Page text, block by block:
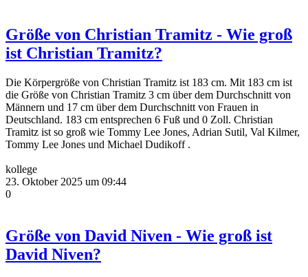
Größe von Christian Tramitz - Wie groß
ist Christian Tramitz?
Die Körpergröße von Christian Tramitz ist 183 cm. Mit 183 cm ist
die Größe von Christian Tramitz 3 cm über dem Durchschnitt von
Männern und 17 cm über dem Durchschnitt von Frauen in
Deutschland. 183 cm entsprechen 6 Fuß und 0 Zoll. Christian
Tramitz ist so groß wie Tommy Lee Jones, Adrian Sutil, Val Kilmer,
Tommy Lee Jones und Michael Dudikoff .
kollege
23. Oktober 2025 um 09:44
0
Größe von David Niven - Wie groß ist
David Niven?